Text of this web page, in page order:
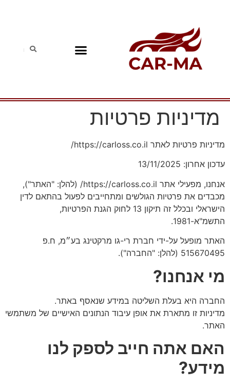
מדיניות פרטיות
מדיניות פרטיות לאתר https://carloss.co.il/
עדכון אחרון: 13/11/2025
אנחנו, מפעילי אתר https://carloss.co.il/
(להלן: "האתר"),
מכבדים את פרטיות הגולשים ומתחייבים לפעול בהתאם לדין
הישראלי ובכלל זה תיקון 13 לחוק הגנת הפרטיות,
התשמ"א-1981.
האתר מופעל על-ידי חברת רי-גו מרקטינג בע״מ, ח.פ
515670495 (להלן: "החברה").
מי אנחנו?
החברה היא בעלת השליטה במידע שנאסף באתר.
מדיניות זו מתארת את אופן עיבוד הנתונים האישיים של משתמשי
האתר.
האם אתה חייב לספק לנו
מידע?